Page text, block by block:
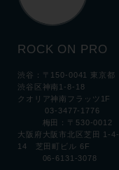
ROCK ON PRO
渋谷：〒150-0041 東京都
渋谷区神南1-8-18
クオリア神南フラッツ1F
03-3477-1776
梅田：〒530-0012
大阪府大阪市北区芝田 1-4-
14 芝田町ビル 6F
06-6131-3078